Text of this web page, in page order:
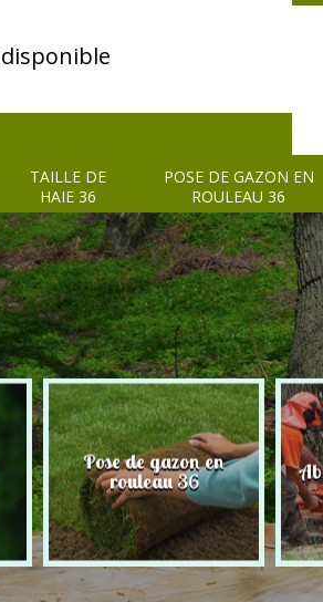
TAILLE DE
HAIE 36
POSE DE GAZON EN
ROULEAU 36
Pose de gazon en
rouleau 36